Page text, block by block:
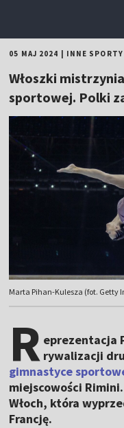
05 MAJ 2024 INNE SPORTY
Włoszki
sportowej. Polki
Marta Pihan-Kulesza (fot. Getty
R eprezentacja
rywalizacji
gimnastyce
miejscowości
Włoch, która
Francję.